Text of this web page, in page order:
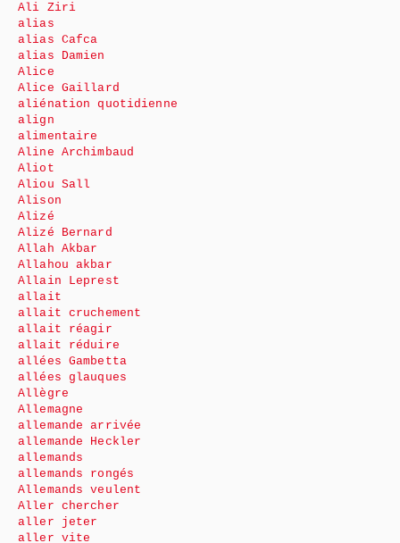
Ali Ziri
alias
alias Cafca
alias Damien
Alice
Alice Gaillard
aliénation quotidienne
align
alimentaire
Aline Archimbaud
Aliot
Aliou Sall
Alison
Alizé
Alizé Bernard
Allah Akbar
Allahou akbar
Allain Leprest
allait
allait cruchement
allait réagir
allait réduire
allées Gambetta
allées glauques
Allègre
Allemagne
allemande arrivée
allemande Heckler
allemands
allemands rongés
Allemands veulent
Aller chercher
aller jeter
aller vite